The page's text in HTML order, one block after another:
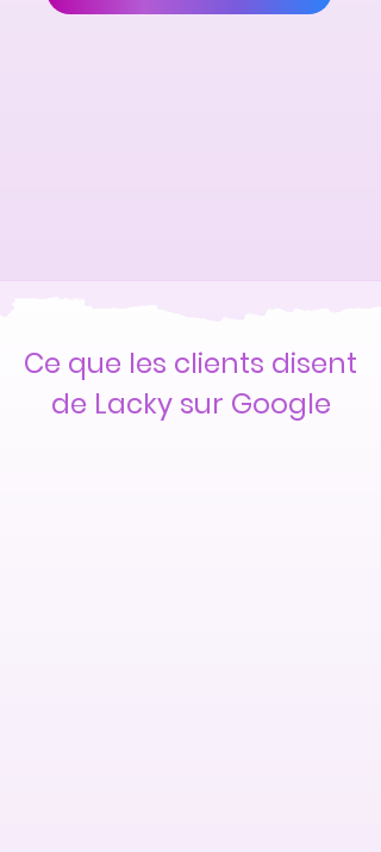
Ce que les clients disent
de Lacky sur Google